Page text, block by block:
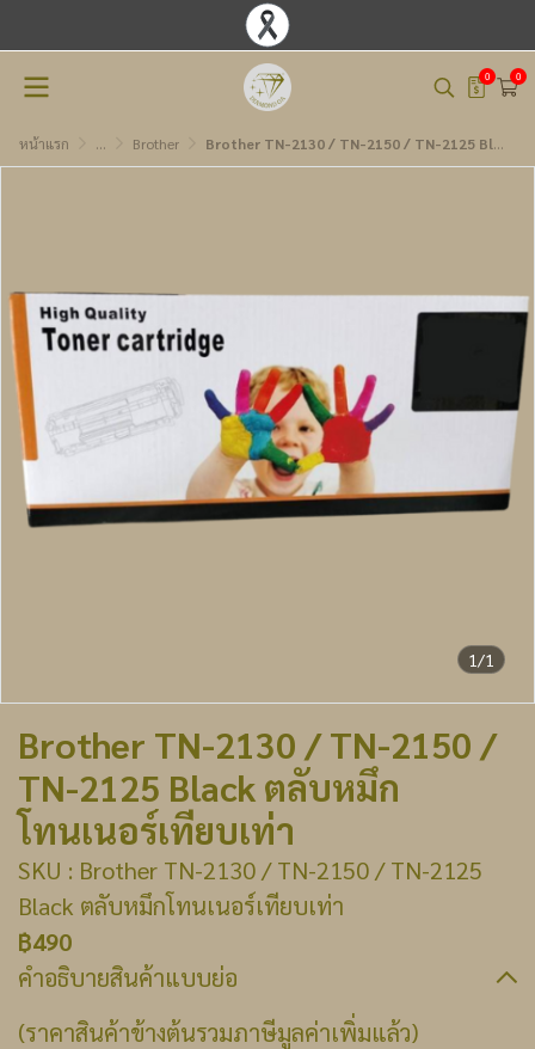
0 0
หน้าแรก ... Brother Brother TN-2130 / TN-2150 / TN-2125 Black ตลับหมึกโทนเนอร์เทียบเท่า
1/1
Brother TN-2130 / TN-2150 /
TN-2125 Black ตลับหมึก
โทนเนอร์เทียบเท่า
SKU : Brother TN-2130 / TN-2150 / TN-2125
Black ตลับหมึกโทนเนอร์เทียบเท่า
฿490
คำอธิบายสินค้าแบบย่อ
(ราคาสินค้าข้างต้นรวมภาษีมูลค่าเพิ่มแล้ว)